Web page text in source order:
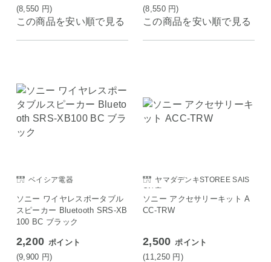
(8,550 円)
この商品を安い順で見る
(8,550 円)
この商品を安い順で見る
ベイシア電器
ソニー ワイヤレスポータブル
スピーカー Bluetooth SRS-XB
100 BC ブラック
2,200 ポイント
(9,900 円)
ヤマダデンキSTOREE SAIS
ON店
ソニー アクセサリーキット A
CC-TRW
2,500 ポイント
(11,250 円)